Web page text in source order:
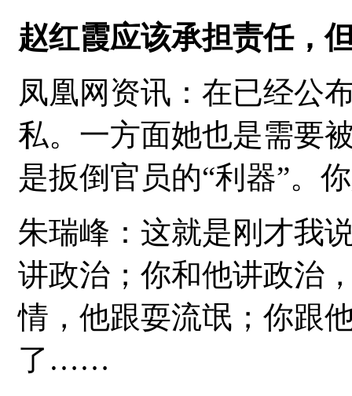
赵红霞应该承担责任，
凤凰网资讯：在已经公
私。一方面她也是需要
是扳倒官员的“利器”。
朱瑞峰：这就是刚才我
讲政治；你和他讲政治
情，他跟耍流氓；你跟
了……